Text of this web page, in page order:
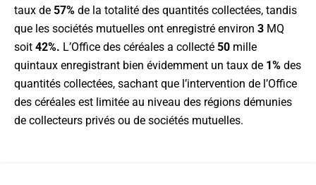
taux de 57% de la totalité des quantités collectées, tandis
que les sociétés mutuelles ont enregistré environ 3 MQ
soit 42%. L’Office des céréales a collecté 50 mille
quintaux enregistrant bien évidemment un taux de 1% des
quantités collectées, sachant que l’intervention de l’Office
des céréales est limitée au niveau des régions démunies
de collecteurs privés ou de sociétés mutuelles.